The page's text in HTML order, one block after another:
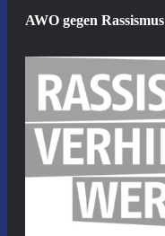
AWO gegen Rassismus